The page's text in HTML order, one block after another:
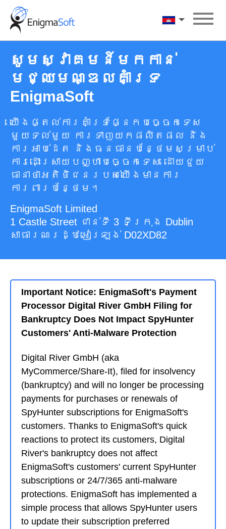
Skip
content
ភាសាខ្មែរ
សូមស្វាគមន៍មកកាន់
មជ្ឈមណ្ឌលគាំទ្រ
EnigmaSoft
យើងផ្តល់ការគាំទ្រផ្នែកបច្ចេកទេស
មួយទល់មួយ ការទាញយកផលិតផល និង
ការអាប់ដេត និងធនធានបន្ថែមសម្រាប់
ការដោះស្រាយបញ្ហាបច្ចេកទេស ដោយជួយ
ធានាថាអតិថិជនរបស់យើងមានការ
ការពារបន្ថែម។
EnigmaSoft Limited
1 Castle Street ជាន់ទី 3 ទីក្រុង Dublin
សាធារណរដ្ឋអៀរឡង់ D02XD82
Important Notice: EnigmaSoft's Payment
Processor Digital River GmbH Filing for
Bankruptcy Does Not Impact SpyHunter
Customers' Anti-Malware Protection
Digital River GmbH (aka
MyCommerce/Share-It), filed for insolvency
(bankruptcy) and will no longer be processing
payments for purchases or renewals of
SpyHunter subscriptions for EnigmaSoft's
customers. Thanks to EnigmaSoft's quick
reactions to protect its customers, Digital
River's bankruptcy does not affect
EnigmaSoft's customers' current SpyHunter
subscriptions or 24/7/365 anti-malware
protections. EnigmaSoft has implemented a
simple process that allows SpyHunter users
to update their subscription preferred